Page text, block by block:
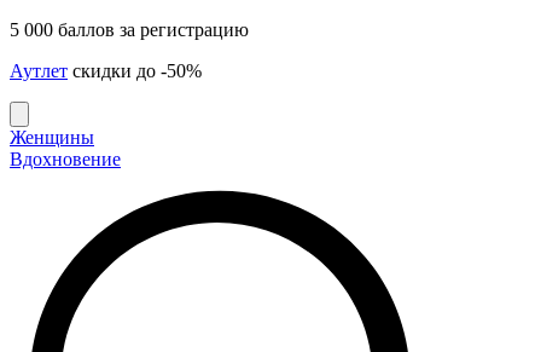
5 000 баллов за регистрацию
Аутлет скидки до -50%
Женщины
Вдохновение